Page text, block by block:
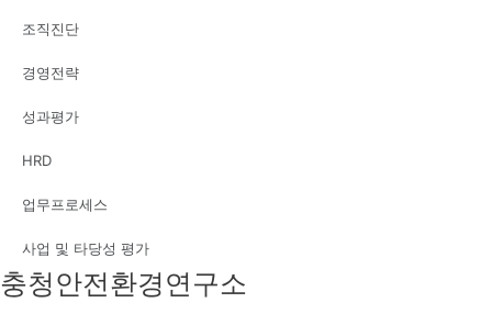
조직진단
경영전략
성과평가
HRD
업무프로세스
사업 및 타당성 평가
충청안전환경연구소